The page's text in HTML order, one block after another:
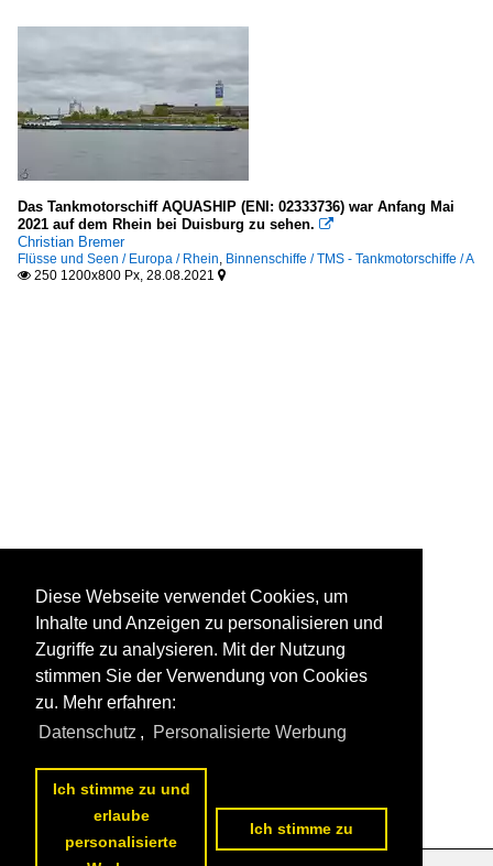
Das Tankmotorschiff AQUASHIP (ENI: 02333736) war Anfang Mai
2021 auf dem Rhein bei Duisburg zu sehen. 
Christian Bremer
Flüsse und Seen / Europa / Rhein, Binnenschiffe / TMS - Tankmotorschiffe / A
 250 1200x800 Px, 28.08.2021 
Diese Webseite verwendet Cookies, um
Inhalte und Anzeigen zu personalisieren und
Zugriffe zu analysieren. Mit der Nutzung
stimmen Sie der Verwendung von Cookies
zu. Mehr erfahren:
Datenschutz , Personalisierte Werbung
Ich stimme zu und
erlaube
personalisierte
Ich stimme zu